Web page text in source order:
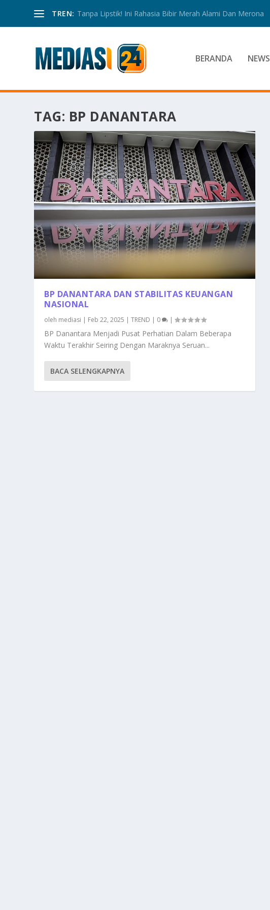
TREN: Tanpa Lipstik! Ini Rahasia Bibir Merah Alami Dan Merona
BERANDA NEWS
TAG: BP DANANTARA
BP DANANTARA DAN STABILITAS KEUANGAN
NASIONAL
oleh mediasi | Feb 22, 2025 |TREND | 0 |
BP Danantara Menjadi Pusat Perhatian Dalam Beberapa
Waktu Terakhir Seiring Dengan Maraknya Seruan...
BACA SELENGKAPNYA